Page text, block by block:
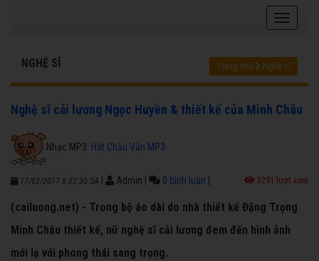
NGHỆ SĨ Trang chủ Nghệ sĩ
Nghệ sĩ cải lương Ngọc Huyền & thiết kế của Minh Châu
Nhạc MP3: Hát Chầu Văn MP3
17/02/2017 8:02:30 SA Admin 0 bình luận 3291 lượt xem
(cailuong.net) - Trong bộ áo dài do nhà thiết kế Đặng Trọng
Minh Châu thiết kế, nữ nghệ sĩ cải lương đem đến hình ảnh
mới lạ với phong thái sang trọng.